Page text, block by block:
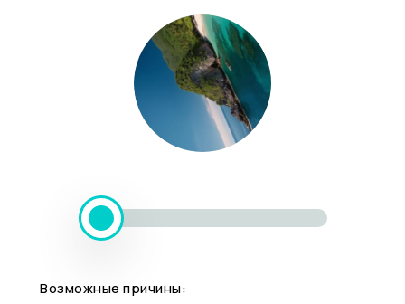
Возможные причины: